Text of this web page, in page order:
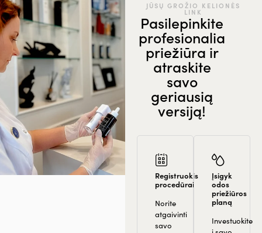
JŪSŲ GROŽIO KELIONĖS
LINK
Pasilepinkite
profesionalia
priežiūra ir
atraskite
savo
geriausią
versiją!
Registruokis
procedūrai
Norite
atgaivinti
savo
Įsigyk
odos
priežiūros
planą
Investuokite